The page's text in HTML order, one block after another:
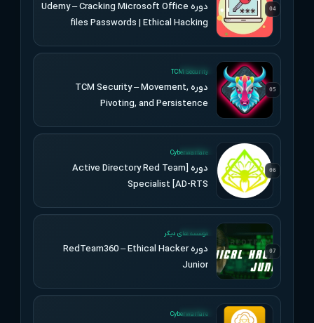
04
دوره Udemy – Cracking Microsoft Office
files Passwords | Ethical Hacking
05
UPDATED
TCM Security
دوره TCM Security – Movement,
Pivoting, and Persistence
06
UPDATED
Cyberwarfare
دوره [Active Directory Red Team
Specialist [AD-RTS
07
موسسه های دیگر
دوره RedTeam360 – Ethical Hacker
Junior
UPDATED
Cyberwarfare